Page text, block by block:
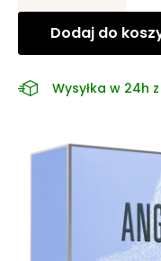
Dodaj do
Wysyłka w 24h